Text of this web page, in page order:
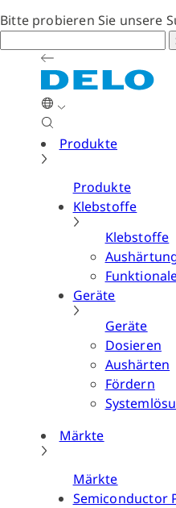
Bitte probieren Sie unsere
Produkte
Produkte
Klebstoffe
Klebstoffe
Geräte
Geräte
Dosieren
Aushärten
Fördern
Märkte
Märkte
Semiconductor